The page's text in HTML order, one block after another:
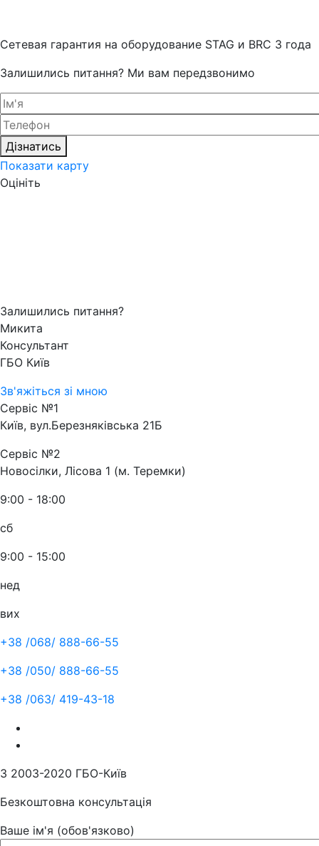
Cетевая гарантия на оборудование STAG и BRC 3 года
Залишились питання? Ми вам передзвонимо
Дізнатись
Показати карту
Оцініть
Залишились питання?
Микита
Консультант
ГБО Київ
Зв'яжіться зі мною
Сервіс №1
Київ, вул.Березняківська 21Б
Сервіс №2
Новосілки, Лісова 1 (м. Теремки)
9:00 - 18:00
сб
9:00 - 15:00
нед
вих
+38 /068/ 888-66-55
+38 /050/ 888-66-55
+38 /063/ 419-43-18
З 2003-2020 ГБО-Київ
Безкоштовна консультація
Ваше ім'я (обов'язково)